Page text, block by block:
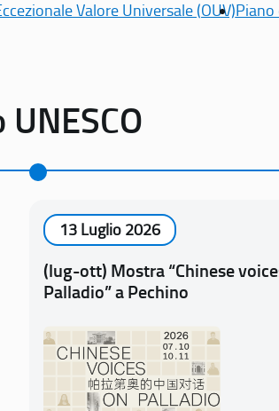
Valore Universale (OUV)
13 Luglio 2026
(lug-ott) Mostra “Chinese
Palladio” a Pechino